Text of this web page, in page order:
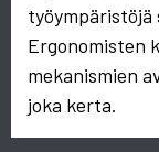
Ergonomisten
mekanismien
joka kerta.